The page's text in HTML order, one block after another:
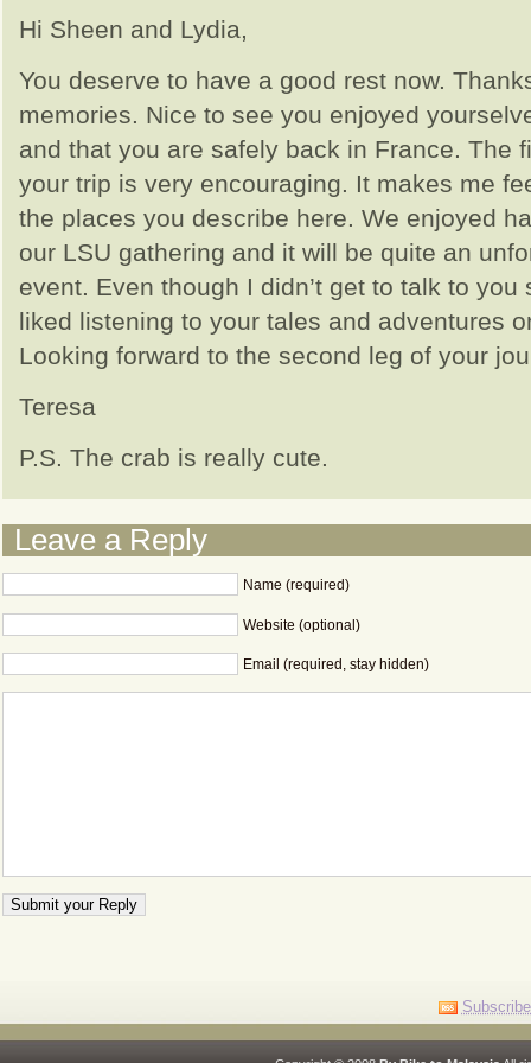
Hi Sheen and Lydia,
You deserve to have a good rest now.
memories. Nice to see you enjoyed
and that you are safely back in France. The
your trip is very encouraging. It makes me
the places you describe here. We enjoyed
our LSU gathering and it will be quite an
event. Even though I didn’t get to talk to you
liked listening to your tales and adventures
Looking forward to the second leg of your
Teresa
P.S. The crab is really cute.
Leave a Reply
Name (required)
Website (optional)
Email (required, stay hidden)